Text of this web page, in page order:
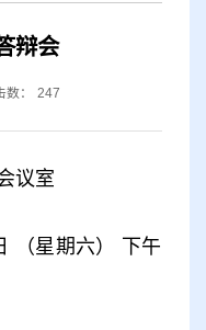
辩会
数： 247
议室
（星期六） 下午